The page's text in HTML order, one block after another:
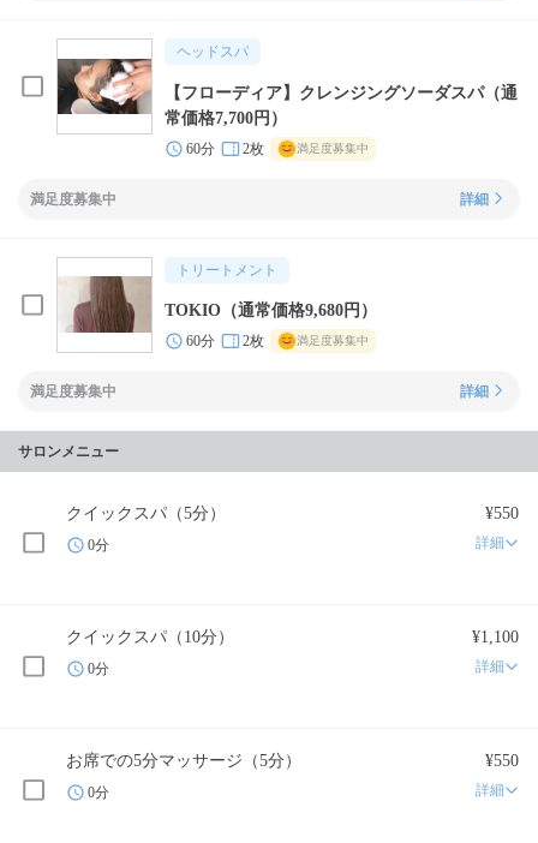
ヘッドスパ
【フローディア】クレンジングソーダスパ（通
常価格7,700円）
60分 2枚 満足度募集中
満足度募集中 詳細
トリートメント
TOKIO（通常価格9,680円）
60分 2枚 満足度募集中
満足度募集中 詳細
サロンメニュー
クイックスパ（5分） ¥550
0分 詳細
クイックスパ（10分） ¥1,100
0分 詳細
お席での5分マッサージ（5分） ¥550
0分 詳細